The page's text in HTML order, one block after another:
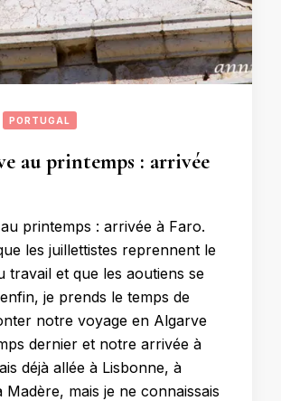
PORTUGAL
au printemps : arrivée
au printemps : arrivée à Faro.
les juillettistes reprennent le
travail et que les aoutiens se
je prends le temps de
notre voyage en Algarve
dernier et notre arrivée à
déjà allée à Lisbonne, à
Madère, mais je ne connaissais